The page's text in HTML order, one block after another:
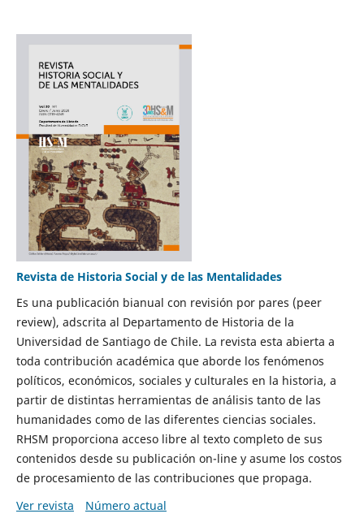
Revista de Historia Social y de las Mentalidades
Es una publicación bianual con revisión por pares (peer
review), adscrita al Departamento de Historia de la
Universidad de Santiago de Chile. La revista esta abierta a
toda contribución académica que aborde los fenómenos
políticos, económicos, sociales y culturales en la historia, a
partir de distintas herramientas de análisis tanto de las
humanidades como de las diferentes ciencias sociales.
RHSM proporciona acceso libre al texto completo de sus
contenidos desde su publicación on-line y asume los costos
de procesamiento de las contribuciones que propaga.
Ver revista
Número actual